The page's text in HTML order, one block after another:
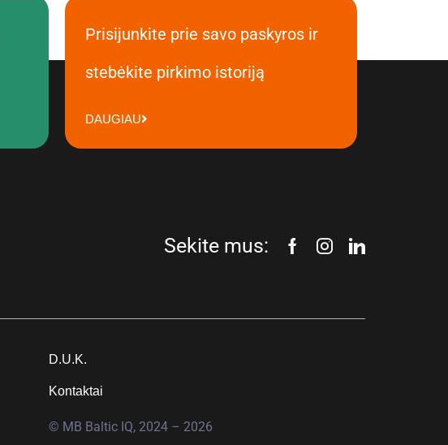
Prisijunkite prie savo paskyros ir
stebėkite pirkimo istoriją
DAUGIAU
Sekite mus:
D.U.K.
Kontaktai
© MB Baltic IQ, 2024 – 2026